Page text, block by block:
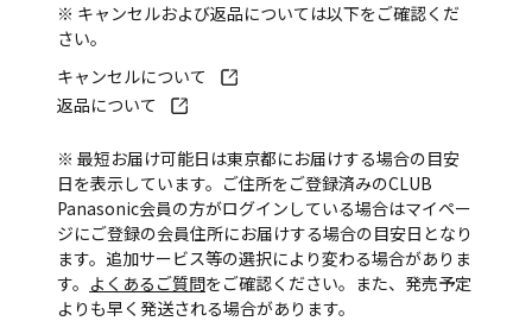
※ キャンセルおよび返品については以下をご確認くだ
さい。
キャンセルについて
返品について
※ 最短お届け可能日は東京都にお届けする場合の目安
日を表示しています。ご住所をご登録済みのCLUB
Panasonic会員の方がログインしている場合はマイペー
ジにご登録の会員住所にお届けする場合の目安日となり
ます。追加サービス等の選択により変わる場合がありま
す。 よくあるご質問をご確認ください。また、発売予定
よりも早く発送される場合があります。